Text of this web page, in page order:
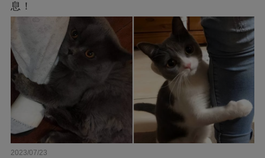
息！
2023/07/23